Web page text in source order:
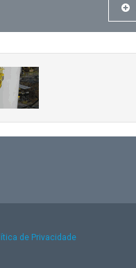
de Privacidade